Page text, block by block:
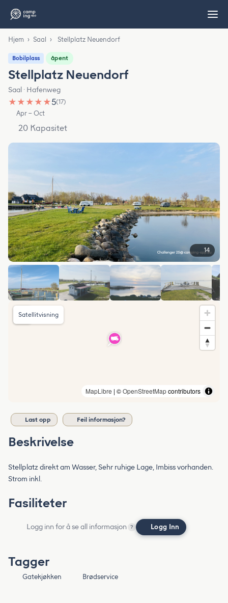
Hjem › Saal › Stellplatz Neuendorf
Bobilplass åpent
Stellplatz Neuendorf
Saal · Hafenweg
★ ★ ★ ★ ★5(17)
Apr – Oct
20 Kapasitet
14
MapLibre | ©OpenStreetMapcontributors
Satellitvisning
Last opp Feil informasjon?
Beskrivelse
Stellplatz direkt am Wasser, Sehr ruhige Lage, Imbiss vorhanden.
Strom inkl.
Fasiliteter
Logg inn for å se all informasjon ? Logg Inn
Tagger
Gatekjøkken Brødservice